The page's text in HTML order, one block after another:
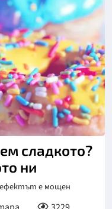
сладкото?
ни
ефектът е мощен